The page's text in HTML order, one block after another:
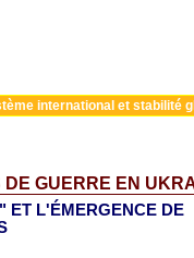
international et stabilité
GUERRE EN
ET L'ÉMERGENCE DE